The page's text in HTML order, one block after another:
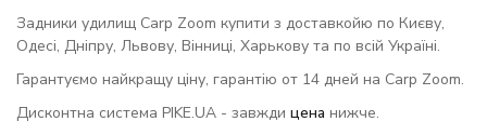
Задники удилищ Carp Zoom купити з доставкойю по Києву,
Одесі, Дніпру, Львову, Вінниці, Харькову та по всій Україні.
Гарантуємо найкращу ціну, гарантію от 14 дней на Carp Zoom.
Дисконтна система PIKE.UA - завжди цена нижче.